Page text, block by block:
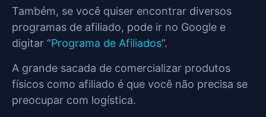
Também, se você quiser encontrar diversos
programas de afiliado, pode ir no Google e
digitar “Programa de Afiliados”.
A grande sacada de comercializar produtos
físicos como afiliado é que você não precisa se
preocupar com logística.